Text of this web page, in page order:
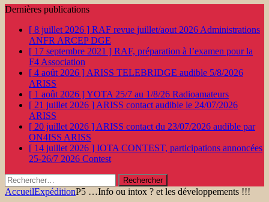
Dernières publications
[ 8 juillet 2026 ] RAF revue juillet/aout 2026 Administrations
ANFR ARCEP DGE
[ 17 septembre 2021 ] RAF, préparation à l’examen pour la
F4 Association
[ 4 août 2026 ] ARISS TELEBRIDGE audible 5/8/2026
ARISS
[ 1 août 2026 ]YOTA 25/7 au 1/8/26 Radioamateurs
[ 21 juillet 2026 ] ARISS contact audible le 24/07/2026
ARISS
[ 20 juillet 2026 ] ARISS contact du 23/07/2026 audible par
ON4ISS ARISS
[ 14 juillet 2026 ] IOTA CONTEST, participations annoncées
25-26/7 2026 Contest
Rechercher :
AccueilExpéditionP5 …Info ou intox ? et les développements !!!